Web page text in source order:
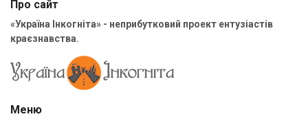
Про сайт
«Україна Інкогніта» - неприбутковий проект ентузіастів
краєзнавства.
Меню